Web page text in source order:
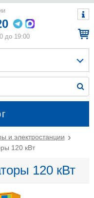
до 19:00
и электростанции
120 кВт
120 кВт